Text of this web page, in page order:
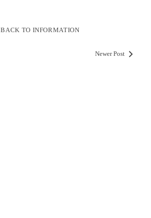
BACK TO INFORMATION
Newer Post